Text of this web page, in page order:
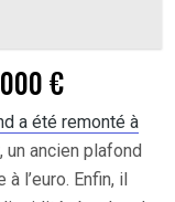
€
a été remonté à
ancien plafond
l’euro. Enfin, il